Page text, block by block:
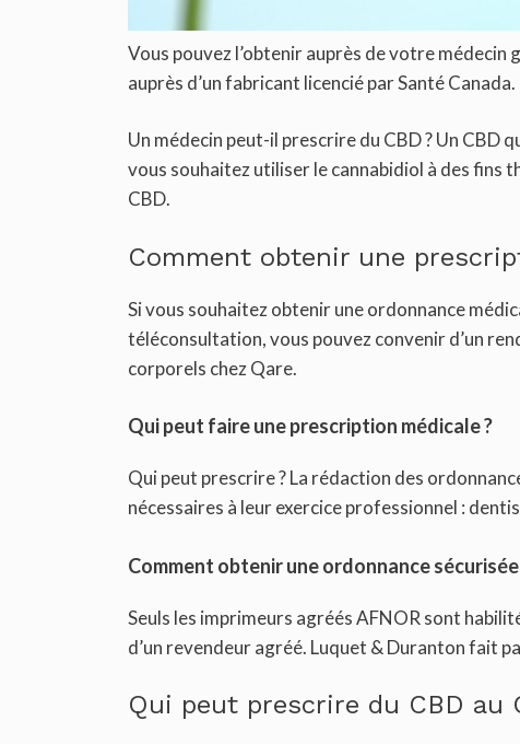
Vous pouvez l’obtenir auprès de votre
auprès d’un fabricant licencié par Santé Canada.
Un médecin peut-il prescrire du CBD ? Un CBD
vous souhaitez utiliser le cannabidiol à des fins
CBD.
Comment obtenir une
Si vous souhaitez obtenir une ordonnance
téléconsultation, vous pouvez convenir d’un
corporels chez Qare.
Qui peut faire une prescription médicale ?
Qui peut prescrire ? La rédaction des
nécessaires à leur exercice professionnel :
Comment obtenir une ordonnance sécurisée
Seuls les imprimeurs agréés AFNOR sont
d’un revendeur agréé. Luquet & Duranton fait
Qui peut prescrire du CBD au